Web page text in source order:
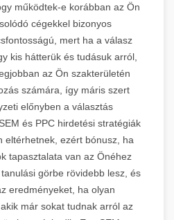
működtek-e korábban az Ön
cégekkel bizonyos
mert ha a válasz
kis hátterük és tudásuk arról,
az Ön szakterületén
számára, így máris szert
előnyben a választás
és PPC hirdetési stratégiák
eltérhetnek, ezért bónusz, ha
tapasztalata van az Önéhez
görbe rövidebb lesz, és
eredményeket, ha olyan
már sokat tudnak arról az